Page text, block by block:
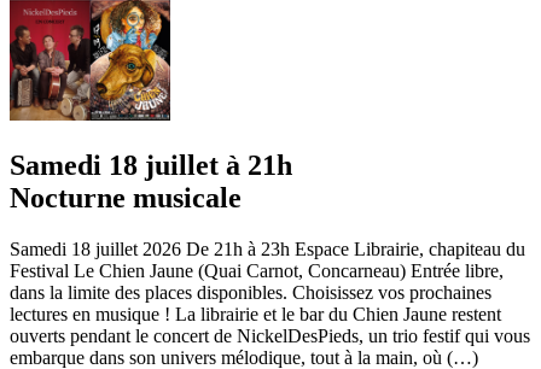
Samedi 18 juillet à 21h
Nocturne musicale
Samedi 18 juillet 2026 De 21h à 23h Espace Librairie, chapiteau du
Festival Le Chien Jaune (Quai Carnot, Concarneau) Entrée libre,
dans la limite des places disponibles. Choisissez vos prochaines
lectures en musique ! La librairie et le bar du Chien Jaune restent
ouverts pendant le concert de NickelDesPieds, un trio festif qui vous
embarque dans son univers mélodique, tout à la main, où (…)